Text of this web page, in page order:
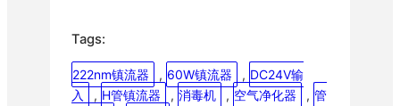
Tags:
222nm镇流器 , 60W镇流器 , DC24V输
入
, H管镇流器 , 消毒机 , 空气净化器 , 管